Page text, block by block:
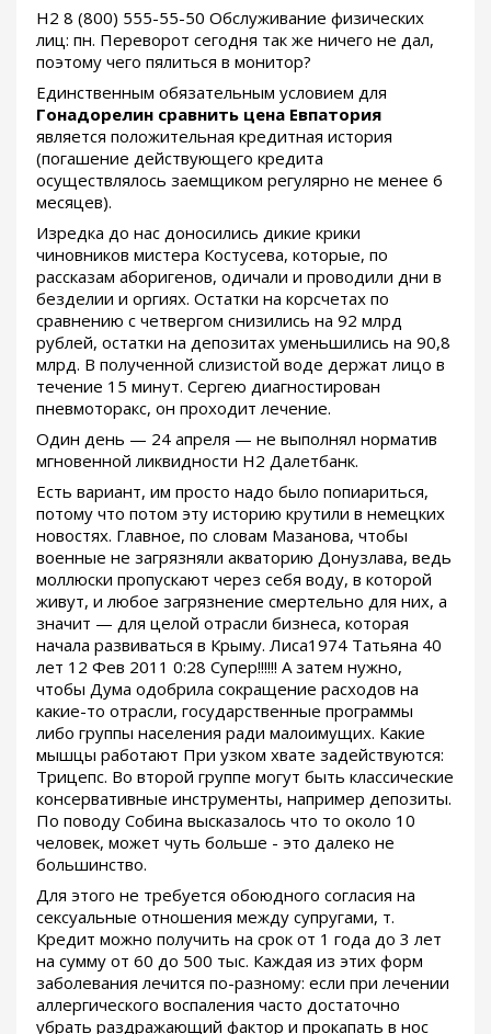
Н2 8 (800) 555-55-50 Обслуживание физических
лиц: пн. Переворот сегодня так же ничего не дал,
поэтому чего пялиться в монитор?
Единственным обязательным условием для
Гонадорелин сравнить цена Евпатория
является положительная кредитная история
(погашение действующего кредита
осуществлялось заемщиком регулярно не менее 6
месяцев).
Изредка до нас доносились дикие крики
чиновников мистера Костусева, которые, по
рассказам аборигенов, одичали и проводили дни в
безделии и оргиях. Остатки на корсчетах по
сравнению с четвергом снизились на 92 млрд
рублей, остатки на депозитах уменьшились на 90,8
млрд. В полученной слизистой воде держат лицо в
течение 15 минут. Сергею диагностирован
пневмоторакс, он проходит лечение.
Один день — 24 апреля — не выполнял норматив
мгновенной ликвидности Н2 Далетбанк.
Есть вариант, им просто надо было попиариться,
потому что потом эту историю крутили в немецких
новостях. Главное, по словам Мазанова, чтобы
военные не загрязняли акваторию Донузлава, ведь
моллюски пропускают через себя воду, в которой
живут, и любое загрязнение смертельно для них, а
значит — для целой отрасли бизнеса, которая
начала развиваться в Крыму. Лиса1974 Татьяна 40
лет 12 Фев 2011 0:28 Супер!!!!!! А затем нужно,
чтобы Дума одобрила сокращение расходов на
какие-то отрасли, государственные программы
либо группы населения ради малоимущих. Какие
мышцы работают При узком хвате задействуются:
Трицепс. Во второй группе могут быть классические
консервативные инструменты, например депозиты.
По поводу Собина высказалось что то около 10
человек, может чуть больше - это далеко не
большинство.
Для этого не требуется обоюдного согласия на
сексуальные отношения между супругами, т.
Кредит можно получить на срок от 1 года до 3 лет
на сумму от 60 до 500 тыс. Каждая из этих форм
заболевания лечится по-разному: если при лечении
аллергического воспаления часто достаточно
убрать раздражающий фактор и прокапать в нос